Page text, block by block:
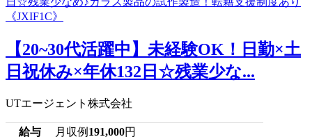
【20~30代活躍中】未経験OK！日勤×土
日祝休み×年休132日☆残業少な...
UTエージェント株式会社
給与 月収例 191,000円